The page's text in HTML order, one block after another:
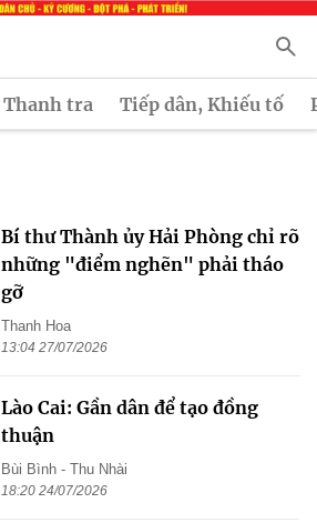
Thanh tra Tiếp dân, Khiếu tố
Bí thư Thành ủy Hải Phòng chỉ rõ
những "điểm nghẽn" phải tháo
gỡ
Thanh Hoa
13:04 27/07/2026
Lào Cai: Gần dân để tạo đồng
thuận
Bùi Bình - Thu Nhài
18:20 24/07/2026